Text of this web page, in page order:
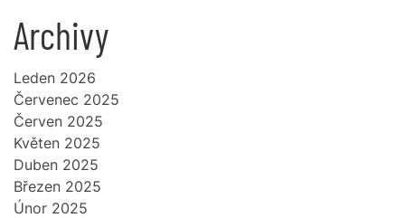
Archivy
Leden 2026
Červenec 2025
Červen 2025
Květen 2025
Duben 2025
Březen 2025
Únor 2025